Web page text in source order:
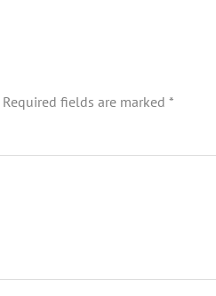
Required fields are marked *